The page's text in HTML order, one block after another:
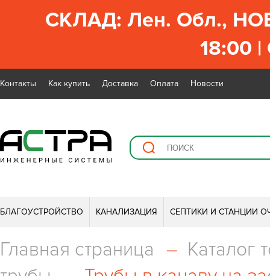
СКЛАД: Лен. Обл.,
18:00
Контакты Как купить Доставка Оплата Новости
БЛАГОУСТРОЙСТВО КАНАЛИЗАЦИЯ СЕПТИКИ И СТАНЦИИ
Главная страница – Каталог